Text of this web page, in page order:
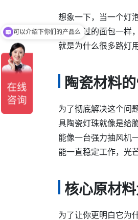
想象一下，当一个灯
像被烤过的面包一样
就是为什么很多路灯
陶瓷材料
为了彻底解决这个问
具陶瓷灯珠就像是给
能像一台强力抽风机
能一直稳定工作，光
核心原材
为了让你更明白它为
可以介绍下你们的产品么
你们是怎么收费的呢